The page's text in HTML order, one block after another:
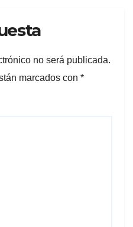
no será publicada.
marcados con *